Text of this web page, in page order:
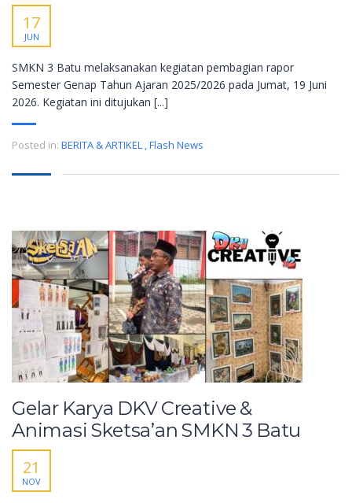
17
JUN
SMKN 3 Batu melaksanakan kegiatan pembagian rapor
Semester Genap Tahun Ajaran 2025/2026 pada Jumat, 19 Juni
2026. Kegiatan ini ditujukan [...]
Posted in: BERITA & ARTIKEL ,Flash News
Gelar Karya DKV Creative &
Animasi Sketsa’an SMKN 3 Batu
21
NOV